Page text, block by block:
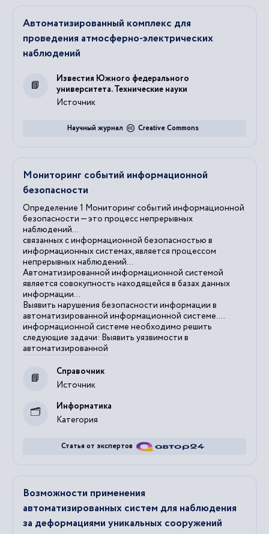
Автоматизированный комплекс для
проведения атмосферно-электрических
наблюдений
Источник
Известия Южного федерального
университета. Технические науки
Creative Commons
Научный журнал
Мониторинг событий информационной
безопасности
Определение 1 Мониторинг событий информационной
безопасности — это процесс непрерывных
наблюдений...
связанных с информационной безопасностью в
информационных системах, является процессом
непрерывныхнаблюдений...
Автоматизированнойинформационной системой
является совокупность находящейся в базах данных
информации...
Выявить нарушения безопасности информации в
автоматизированной информационной системе....
информационной системе необходимо решить
следующие задачи: Выявить уязвимости в
автоматизированной
Источник
Справочник
Категория
Информатика
Статья от экспертов
Возможности применения
автоматизированных систем для наблюдения
за деформациями уникальных сооружений